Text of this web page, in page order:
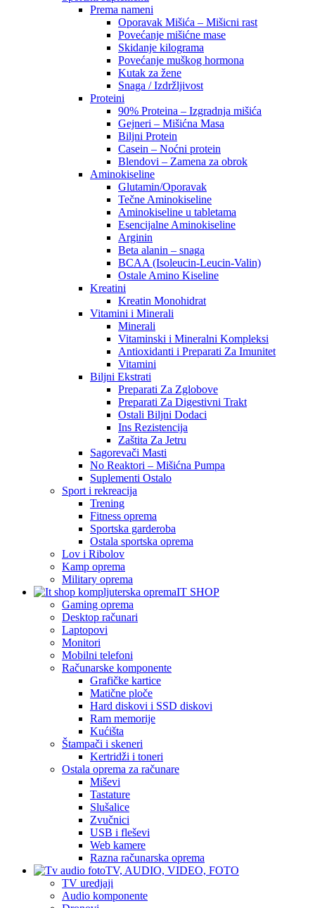
Prema nameni
Oporavak Mišića – Mišicni rast
Povećanje mišićne mase
Skidanje kilograma
Povećanje muškog hormona
Kutak za žene
Snaga / Izdržljivost
Proteini
90% Proteina – Izgradnja mišića
Gejneri – Mišićna Masa
Biljni Protein
Casein – Noćni protein
Blendovi – Zamena za obrok
Aminokiseline
Glutamin/Oporavak
Tečne Aminokiseline
Aminokiseline u tabletama
Esencijalne Aminokiseline
Arginin
Beta alanin – snaga
BCAA (Isoleucin-Leucin-Valin)
Ostale Amino Kiseline
Kreatini
Kreatin Monohidrat
Vitamini i Minerali
Minerali
Vitaminski i Mineralni Kompleksi
Antioxidanti i Preparati Za Imunitet
Vitamini
Biljni Ekstrati
Preparati Za Zglobove
Preparati Za Digestivni Trakt
Ostali Biljni Dodaci
Ins Rezistencija
Zaštita Za Jetru
Sagorevači Masti
No Reaktori – Mišićna Pumpa
Suplementi Ostalo
Sport i rekreacija
Trening
Fitness oprema
Sportska garderoba
Ostala sportska oprema
Lov i Ribolov
Kamp oprema
Military oprema
IT SHOP
Gaming oprema
Desktop računari
Laptopovi
Monitori
Mobilni telefoni
Računarske komponente
Grafičke kartice
Matične ploče
Hard diskovi i SSD diskovi
Ram memorije
Kućišta
Štampači i skeneri
Kertridži i toneri
Ostala oprema za računare
Miševi
Tastature
Slušalice
Zvučnici
USB i fleševi
Web kamere
Razna računarska oprema
TV, AUDIO, VIDEO, FOTO
TV uredjaji
Audio komponente